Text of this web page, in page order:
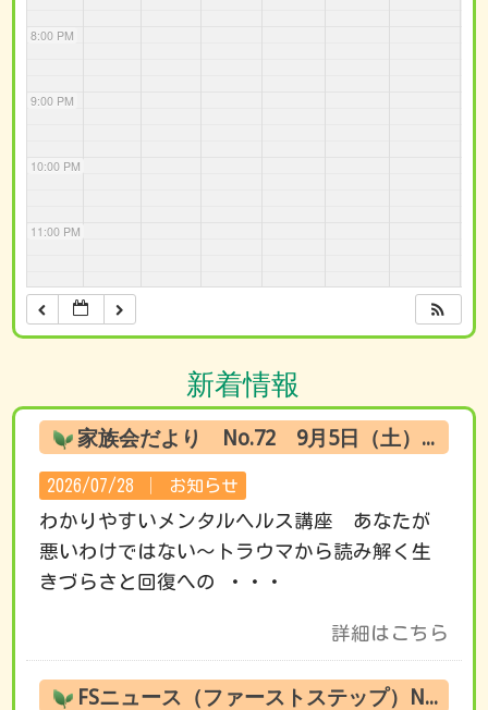
8:00 PM
9:00 PM
10:00 PM
11:00 PM
新着情報
家族会だより No.72 9月5日（土） オンライン試聴のお知らせ
2026/07/28 │ お知らせ
わかりやすいメンタルヘルス講座 あなたが
悪いわけではない～トラウマから読み解く生
きづらさと回復への ・・・
詳細はこちら
FSニュース（ファーストステップ）No.222 8月の活動です